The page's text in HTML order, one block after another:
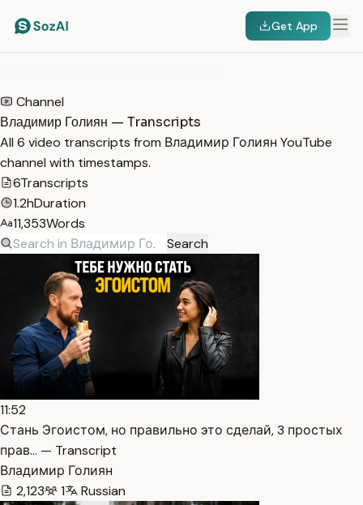
Get App
Channel
Владимир Голиян — Transcripts
All 6 video transcripts from Владимир Голиян YouTube
channel with timestamps.
6Transcripts
1.2hDuration
11,353Words
Search
11:52
Стань Эгоистом, но правильно это сделай, 3 простых
прав… — Transcript
Владимир Голиян
2,123
1 Russian